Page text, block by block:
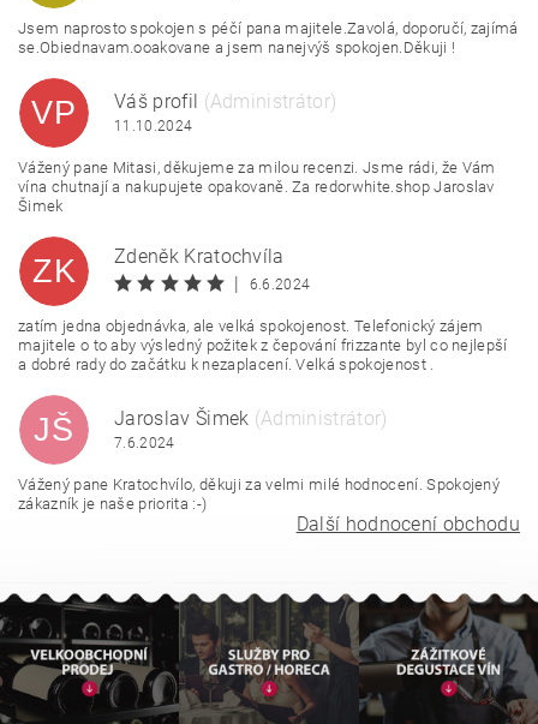
Jsem naprosto spokojen s péčí pana majitele.Zavolá, doporučí, zajímá
se.Obiednavam.ooakovane a jsem nanejvýš spokojen.Děkuji !
VP Váš profil (Administrátor)
11.10.2024
Vážený pane Mitasi, děkujeme za milou recenzi. Jsme rádi, že Vám
vína chutnají a nakupujete opakovaně. Za redorwhite.shop Jaroslav
Šimek
ZK
Zdeněk Kratochvíla
|
6.6.2024
zatím jedna objednávka, ale velká spokojenost. Telefonický zájem
majitele o to aby výsledný požitek z čepování frizzante byl co nejlepší
a dobré rady do začátku k nezaplacení. Velká spokojenost .
JŠ Jaroslav Šimek (Administrátor)
7.6.2024
Vážený pane Kratochvílo, děkuji za velmi milé hodnocení. Spokojený
zákazník je naše priorita :-)
Další hodnocení obchodu